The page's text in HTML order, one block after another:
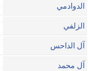
الدوادمي
الزلفي
آل الداحس
آل محمد